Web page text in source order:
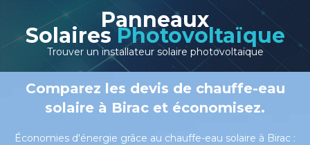
Panneaux
Solaires Photovoltaïque
Trouver un installateur solaire photovoltaïque
Comparez les devis de chauffe-eau
solaire à Birac et économisez.
Économies d'énergie grâce au chauffe-eau solaire à Birac :